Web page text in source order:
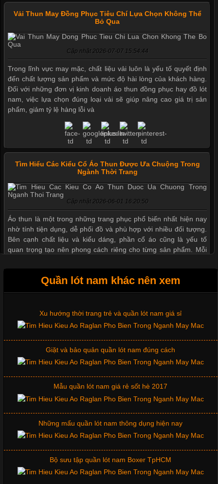
Vải Thun May Đồng Phục Tiêu Chí Lựa Chọn Không Thể
Bỏ Qua
Cập nhật 2026-07-07 15:54:44
Trong lĩnh vực may mặc, chất liệu vải luôn là yếu tố quyết định
đến chất lượng sản phẩm và mức độ hài lòng của khách hàng.
Đối với những đơn vị kinh doanh áo thun đồng phục hay đồ lót
nam, việc lựa chọn đúng loại vải sẽ giúp nâng cao giá trị sản
phẩm, giảm tỷ lệ hàng lỗi và
Tìm Hiểu Các Kiểu Cổ Áo Thun Được Ưa Chuộng Trong
Ngành Thời Trang
Cập nhật 2026-06-01 16:20:50
Áo thun là một trong những trang phục phổ biến nhất hiện nay
nhờ tính tiện dụng, dễ phối đồ và phù hợp với nhiều đối tượng.
Bên cạnh chất liệu và kiểu dáng, phần cổ áo cũng là yếu tố
quan trọng tạo nên phong cách riêng cho từng sản phẩm. Mỗi
Những Mẫu Áo Thun Đồng Phục Công Ty Được Ưa
Chuộng Hiện Nay
Cập nhật 2026-06-01 14:23:34
chuyên nghiệp đóng vai trò quan trọng đối với sự phát triển của
doanh nghiệp. Một trong những giải pháp hiệu quả được nhiều
đơn vị lựa chọn hiện nay là sử dụng áo thun đồng phục công ty.
Chất Liệu Lycra Có Gì Đặc Biệt Trong Ngành Thời Trang?
Quần lót nam khác nên xem
Mẫu quần short quần lót nam nữ hè thu 2017
Thị hiều quần lót nam bơi lội nam và nữ 2017
Xu hướng thời trang trẻ và quần lót nam giá sỉ
Giặt và bảo quản quần lót nam đúng cách
Mẫu quần lót nam giá rẻ sốt hè 2017
Những mẩu quần lót nam thông dụng hiện nay
Bộ sưu tập quần lót nam Boxer TpHCM
Quần lót nam boxer thun lạnh